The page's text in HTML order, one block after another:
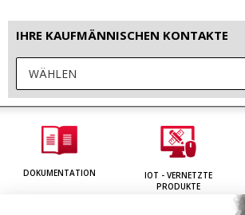
IHRE KAUFMÄNNISCHEN KONTAKTE
WÄHLEN
DOKUMENTATION
IOT - VERNETZTE
PRODUKTE